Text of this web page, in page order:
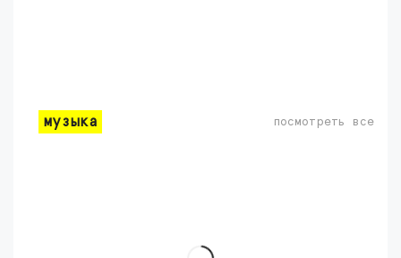
музыка посмотреть все